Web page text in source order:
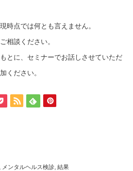
時点では何とも言えません。
相談ください。
とに、セミナーでお話しさせていただ
ください。
, メンタルヘルス検診, 結果